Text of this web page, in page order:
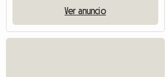
Ver anuncio